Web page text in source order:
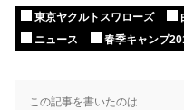
東京ヤクルトスワローズ
ニュース
春季キャンプ
この記事を書いたのは